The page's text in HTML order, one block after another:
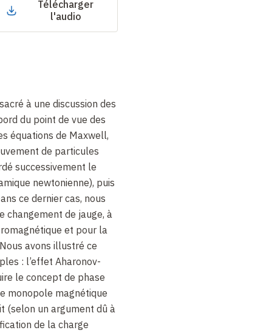
Télécharger
l'audio
à une discussion des
du point de vue des
équations de Maxwell,
de particules
successivement le
newtonienne), puis
ce dernier cas, nous
changement de jauge, à
et pour la
avons illustré ce
: l’effet Aharonov-
le concept de phase
monopole magnétique
(selon un argument dû à
de la charge